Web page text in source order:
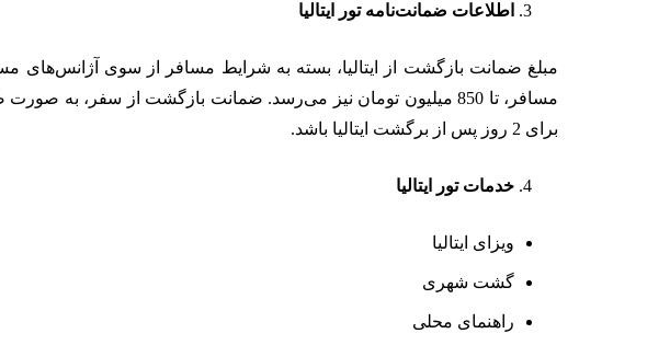
اطلاعات ضمانت‌نامه تور ایتالیا
مسافر، تا 850 میلیون تومان نیز می‌رسد. ضمانت بازگشت از سفر،
برای 2 روز پس از برگشت ایتالیا باشد.
خدمات تور ایتالیا
ویزای ایتالیا
گشت شهری
راهنمای محلی